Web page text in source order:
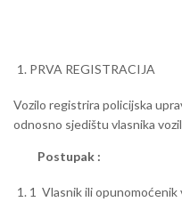
PRVA REGISTRACIJA
Vozilo registrira policijska
odnosno sjedištu vlasnika
Postupak :
1 Vlasnik ili opunomoćenik